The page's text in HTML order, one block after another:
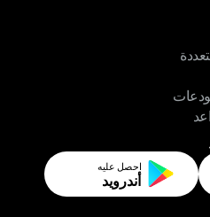
احصل عليه
أندرويد